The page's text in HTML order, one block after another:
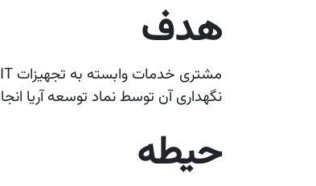
هدف
مشتری خدمات وابسته به تجهیزات IT
نگهداری آن توسط نماد توسعه آریا
حیطه